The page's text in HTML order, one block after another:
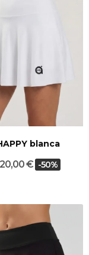
blanca
20,00 € -50%